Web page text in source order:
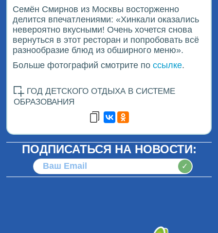
Семён Смирнов из Москвы восторженно
делится впечатлениями: «Хинкали оказались
невероятно вкусными! Очень хочется снова
вернуться в этот ресторан и попробовать всё
разнообразие блюд из обширного меню».
Больше фотографий смотрите поссылке.
ГОД ДЕТСКОГО ОТДЫХА В СИСТЕМЕ
ОБРАЗОВАНИЯ
ПОДПИСАТЬСЯ НА НОВОСТИ:
✓